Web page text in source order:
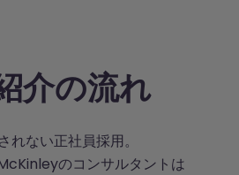
介の流れ
れない正社員採用。
のコンサルタントは